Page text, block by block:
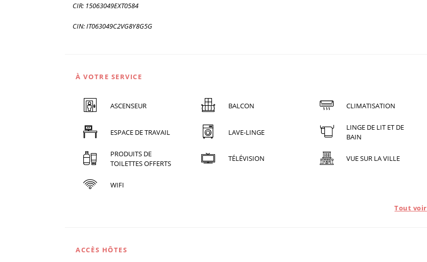
CIR: 15063049EXT0584
CIN: IT063049C2VG8Y8G5G
À VOTRE SERVICE
ASCENSEUR BALCON CLIMATISATION
ESPACE DE TRAVAIL LAVE-LINGE
LINGE DE LIT ET DE
BAIN
PRODUITS DE
TOILETTES OFFERTS
TÉLÉVISION VUE SUR LA VILLE
WIFI
Tout voir
ACCÈS HÔTES